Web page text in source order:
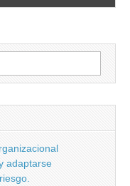
adaptarse